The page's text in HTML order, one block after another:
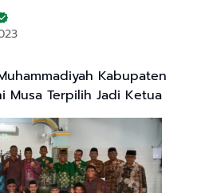
Kabupaten
Musa Terpilih Jadi Ketua